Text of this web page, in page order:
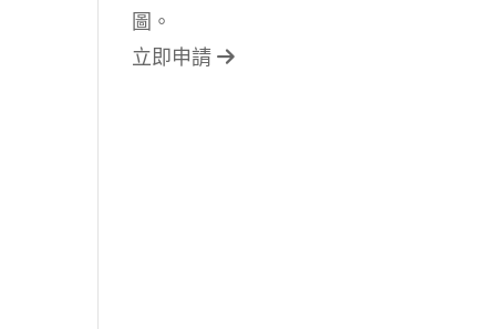
圖。
立即申請